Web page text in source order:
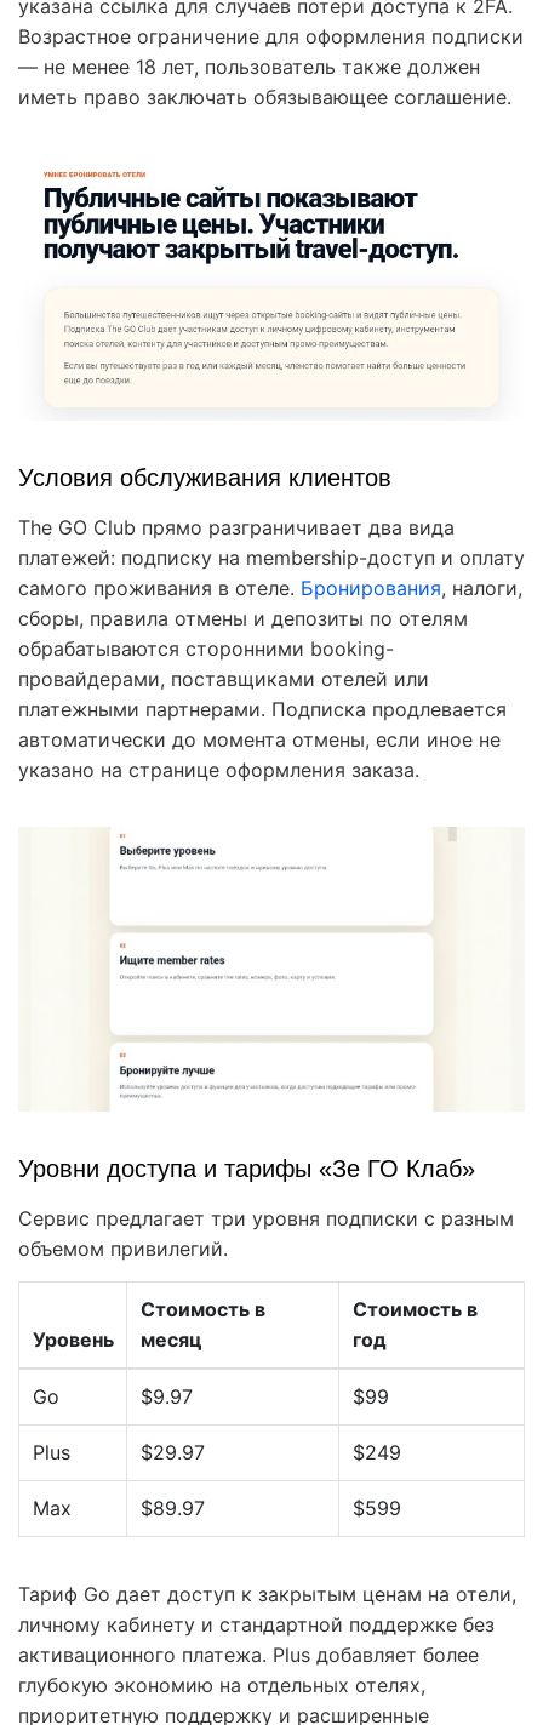
указана ссылка для случаев потери доступа к 2FA.
Возрастное ограничение для оформления подписки
— не менее 18 лет, пользователь также должен
иметь право заключать обязывающее соглашение.
Условия обслуживания клиентов
The GO Club прямо разграничивает два вида
платежей: подписку на membership-доступ и оплату
самого проживания в отеле. Бронирования, налоги,
сборы, правила отмены и депозиты по отелям
обрабатываются сторонними booking-
провайдерами, поставщиками отелей или
платежными партнерами. Подписка продлевается
автоматически до момента отмены, если иное не
указано на странице оформления заказа.
Уровни доступа и тарифы «Зе ГО Клаб»
Сервис предлагает три уровня подписки с разным
объемом привилегий.
Уровень
Стоимость в
месяц
Стоимость в
год
Go $9.97 $99
Plus $29.97 $249
Max $89.97 $599
Тариф Go дает доступ к закрытым ценам на отели,
личному кабинету и стандартной поддержке без
активационного платежа. Plus добавляет более
глубокую экономию на отдельных отелях,
приоритетную поддержку и расширенные